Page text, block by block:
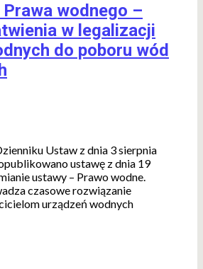
wodnego –
w legalizacji
do poboru wód
Ustaw z dnia 3 sierpnia
ustawę z dnia 19
ustawy – Prawo wodne.
czasowe rozwiązanie
urządzeń wodnych